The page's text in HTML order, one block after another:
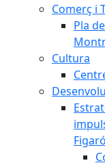
Comerç i
Pla
Cultura